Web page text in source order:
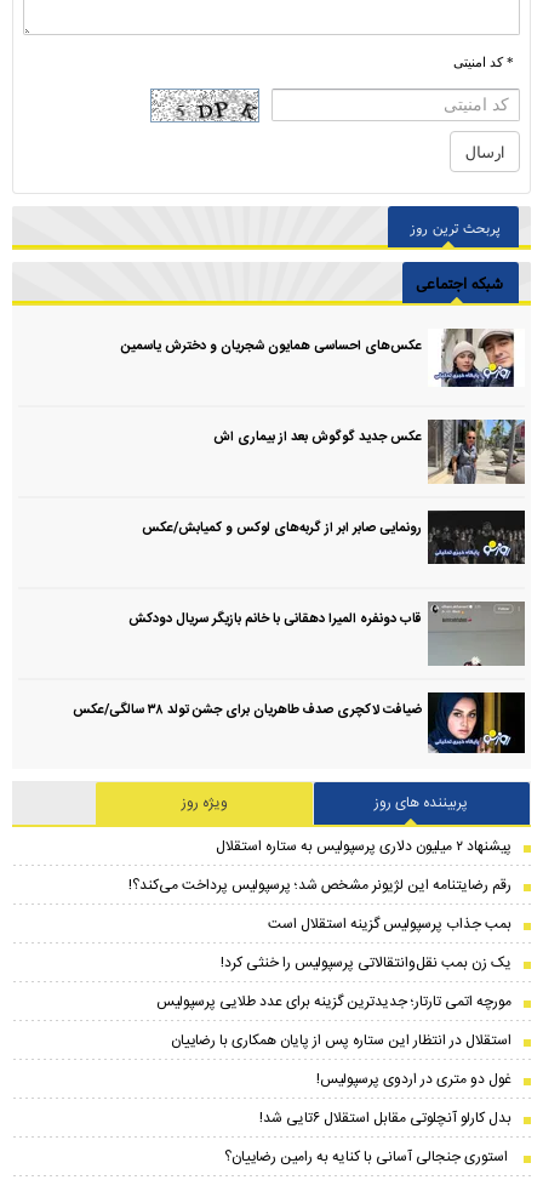
* کد امنیتی
پربحث ترین روز
شبکه اجتماعی
عکس‌های احساسی همایون شجریان و دخترش یاسمین
عکس جدید گوگوش بعد از بیماری اش
رونمایی صابر ابر از گربه‌های لوکس و کمیابش/عکس
قاب دونفره المیرا دهقانی با خانم بازیگر سریال دودکش
ضیافت لاکچری صدف طاهریان برای جشن تولد ۳۸ سالگی‌/عکس
پربیننده های روز
ویژه روز
پیشنهاد ۲ میلیون دلاری پرسپولیس به ستاره استقلال
رقم رضایتنامه این لژیونر مشخص شد؛ پرسپولیس پرداخت می‌کند؟!
بمب جذاب پرسپولیس گزینه استقلال است
یک زن بمب نقل‌وانتقالاتی پرسپولیس را خنثی کرد!
مورچه اتمی تارتار؛ جدیدترین گزینه برای عدد طلایی پرسپولیس
استقلال در انتظار این ستاره پس از پایان همکاری با رضاییان
غول دو متری در اردوی پرسپولیس!
بدل کارلو آنچلوتی مقابل استقلال ۶تایی شد!
استوری جنجالی آسانی با کنایه به رامین رضاییان؟